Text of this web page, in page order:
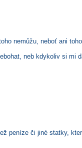
nemůžu, neboť ani
neb kdykoliv si mi
peníze či jiné statky,